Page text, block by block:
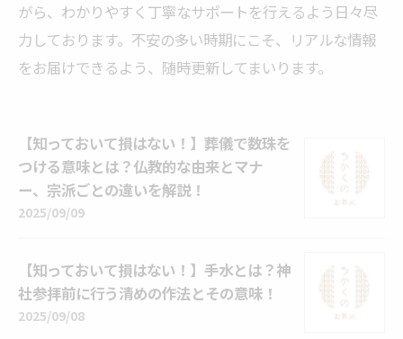
がら、わかりやすく丁寧なサポートを行えるよう日々尽
力しております。不安の多い時期にこそ、リアルな情報
をお届けできるよう、随時更新してまいります。
【知っておいて損はない！】葬儀で数珠を
つける意味とは？仏教的な由来とマナ
ー、宗派ごとの違いを解説！
2025/09/09
【知っておいて損はない！】手水とは？神
社参拝前に行う清めの作法とその意味！
2025/09/08